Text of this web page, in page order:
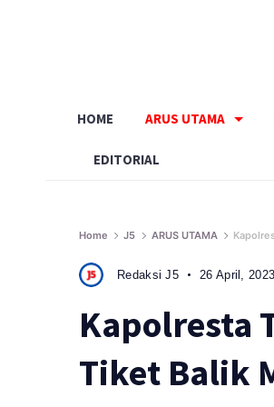
HOME ARUS UTAMA
EDITORIAL
Home J5 ARUS UTAMA
Redaksi J5 26 April, 2023
Kapolresta
Tiket Balik